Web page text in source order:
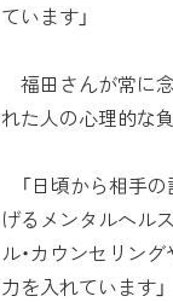
ています」
福田さんが常に
れた人の心理的な
「日頃から相手
げるメンタルヘル
ル・カウンセリン
力を入れています」